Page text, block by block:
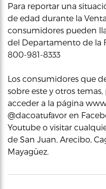
Para reportar una
de edad durante la
consumidores pueden
del Departamento de la
800-981-8333
Los consumidores que
sobre este y otros temas,
acceder a la página
@dacoatufavor en
Youtube o visitar
de San Juan, Arecibo,
Mayagüez.